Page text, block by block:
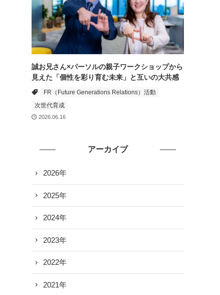
誠お兄さん×パーソルの親子ワークショップから
見えた「個性を彩り育む未来」と互いの大共感
FR（Future Generations Relations）活動
次世代育成
2026.06.16
アーカイブ
2026年
2025年
2024年
2023年
2022年
2021年